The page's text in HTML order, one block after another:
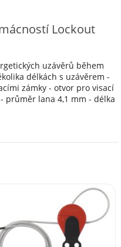
Lockout
uzávěrů během
délkách s uzávěrem -
zámky - otvor pro visací
průměr lana 4,1 mm - délka